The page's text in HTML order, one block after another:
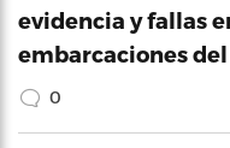
evidencia y fallas
embarcaciones del
0